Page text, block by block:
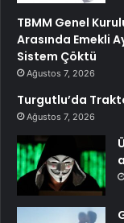
TBMM Genel
Arasında Emekli
Sistem Çöktü
Ağustos 7, 2026
Turgutlu’da
Ağustos 7, 2026